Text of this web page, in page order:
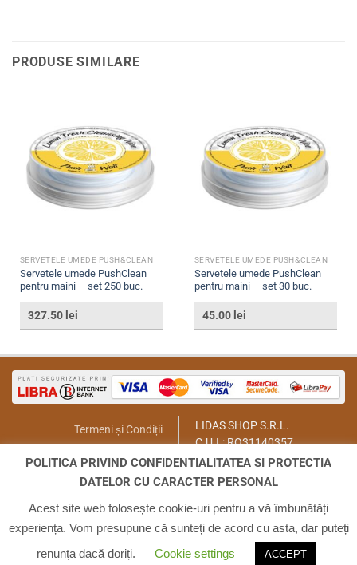
PRODUSE SIMILARE
SERVETELE UMEDE PUSH&CLEAN
Servetele umede PushClean
pentru maini – set 250 buc.
327.50 lei
SERVETELE UMEDE PUSH&CLEAN
Servetele umede PushClean
pentru maini – set 30 buc.
45.00 lei
Termeni și Condiții
Contact
LIDAS SHOP S.R.L.
C.U.I.: RO31140357
București, Sector 1, Str. Lt.Col.
Email:lidasmag@yahoo.com
Telefon:0723.155.966
ACASA INFO CONTUL MEU COS CONTACT
Copyright 2026 ©Cafeaoctal
POLITICA PRIVIND CONFIDENTIALITATEA SI PROTECTIA
DATELOR CU CARACTER PERSONAL
Acest site web folosește cookie-uri pentru a vă îmbunătăți
experiența. Vom presupune că sunteți de acord cu asta, dar puteți
renunța dacă doriți.
Cookie settings ACCEPT